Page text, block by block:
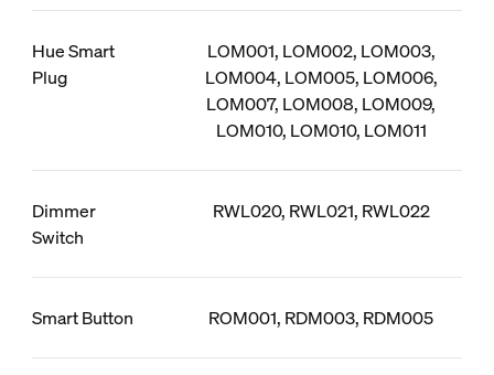
Hue Smart
Plug
LOM001, LOM002, LOM003,
LOM004, LOM005, LOM006,
LOM007, LOM008, LOM009,
LOM010, LOM010, LOM011
Dimmer
Switch
RWL020, RWL021, RWL022
Smart Button ROM001, RDM003, RDM005